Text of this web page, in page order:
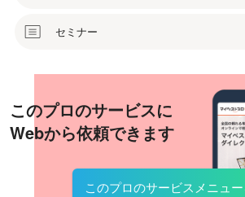
セミナー
このプロのサービスに
Webから依頼できます
このプロのサービスメニュ